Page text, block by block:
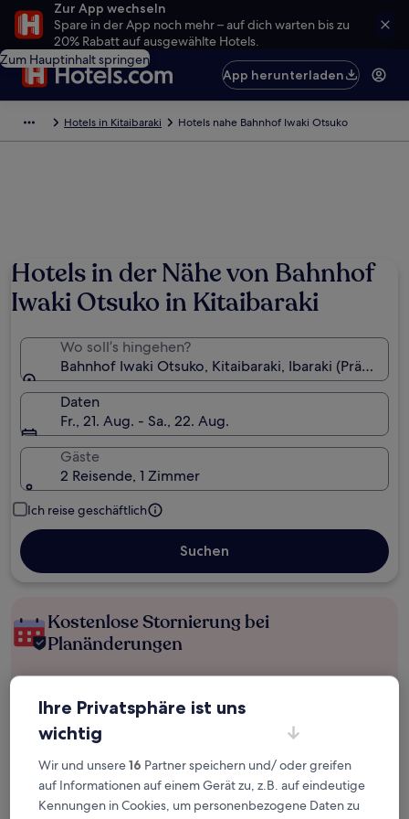
Zur App wechseln
Spare in der App noch mehr – auf dich warten bis zu
20% Rabatt auf ausgewählte Hotels.
Zum Hauptinhalt springen
App herunterladen
Hotels in Kitaibaraki Hotels nahe Bahnhof Iwaki Otsuko
Hotels in der Nähe von Bahnhof
Iwaki Otsuko in Kitaibaraki
Wo soll’s hingehen?
Bahnhof Iwaki Otsuko, Kitaibaraki, Ibaraki
Daten
Fr., 21. Aug. - Sa., 22. Aug.
Gäste
2 Reisende, 1 Zimmer
Ich reise geschäftlich
Suchen
Kostenlose Stornierung bei
Planänderungen
wahrgenommene Übernachtung
Mehr sparen mit Preisen für Mitglieder
Ihre Privatsphäre ist uns
wichtig
Wir und unsere16 Partner speichern und/ oder greifen
auf Informationen auf einem Gerät zu, z.B. auf eindeutige
Kennungen in Cookies, um personenbezogene Daten zu